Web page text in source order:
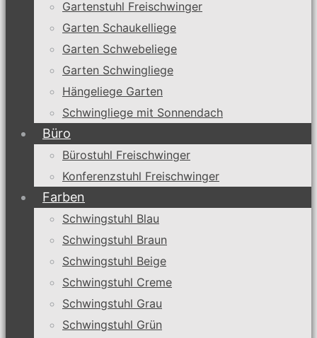
Gartenstuhl Freischwinger
Garten Schaukelliege
Garten Schwebeliege
Garten Schwingliege
Hängeliege Garten
Schwingliege mit Sonnendach
Büro
Bürostuhl Freischwinger
Konferenzstuhl Freischwinger
Farben
Schwingstuhl Blau
Schwingstuhl Braun
Schwingstuhl Beige
Schwingstuhl Creme
Schwingstuhl Grau
Schwingstuhl Grün